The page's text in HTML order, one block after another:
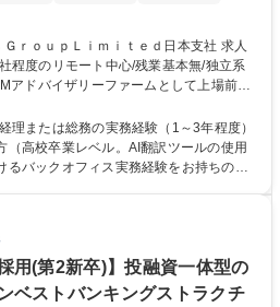
ｏｕｐＬｉｍｉｔｅｄ日本支社 求人
程度のリモート中心/残業基本無/独立系
て経理・総務をお任せします。基礎的な
し組織を支える専任担当として広く活躍
応（AI翻訳ツール等を使用しての対応で
的には発生せず、ご自身のペースで業務
務】週1日
本無/独立系ファーム
理または総務の実務経験（1～3年程度）
（高校卒業レベル。AI翻訳ツールの使用
るバックオフィス実務経験をお持ちの方
度の在宅勤務を実施しており、ワーク
適な環境です（フルリモートも面接で相
バックオフィス業務に柔軟に対応でき、
ンを取りながら業務を推進できる方 学
用(第2新卒)】投融資一体型の
ベストバンキングストラクチ